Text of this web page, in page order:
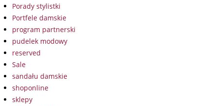
Porady stylistki
Portfele damskie
program partnerski
pudelek modowy
reserved
Sale
sandału damskie
shoponline
sklepy